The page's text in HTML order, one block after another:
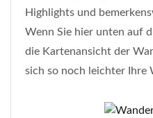
Highlights und
Wenn Sie hier unten auf
die Kartenansicht der
sich so noch leichter Ihre